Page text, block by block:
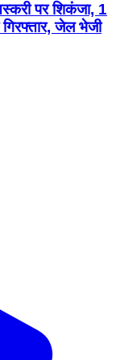
पर शिकंजा, 1
जेल भेजी